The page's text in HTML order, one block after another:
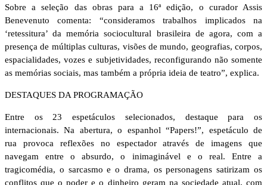
Sobre a seleção das obras para a 16ª edição, o curador Assis
Benevenuto comenta: “consideramos trabalhos implicados na
‘retessitura’ da memória sociocultural brasileira de agora, com a
presença de múltiplas culturas, visões de mundo, geografias, corpos,
espacialidades, vozes e subjetividades, reconfigurando não somente
as memórias sociais, mas também a própria ideia de teatro”, explica.
DESTAQUES DA PROGRAMAÇÃO
Entre os 23 espetáculos selecionados, destaque para os
internacionais. Na abertura, o espanhol “Papers!”, espetáculo de
rua provoca reflexões no espectador através de imagens que
navegam entre o absurdo, o inimaginável e o real. Entre a
tragicomédia, o sarcasmo e o drama, os personagens satirizam os
conflitos que o poder e o dinheiro geram na sociedade atual, com